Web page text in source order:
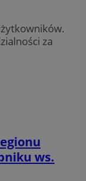
za
ws.